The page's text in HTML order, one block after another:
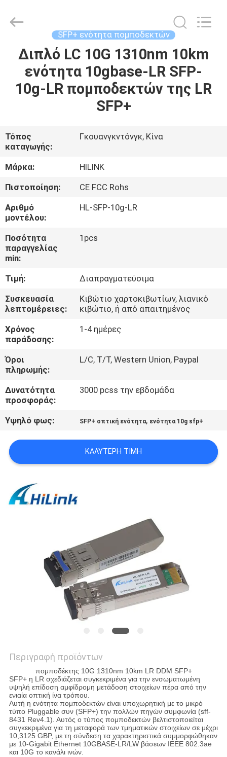
ΣΠΊΤΙ
ΠΡΟΪΌΝΤΑ
ΜΕ
ΕΜΆΣ
ΕΠΙΣΚΕΨΉ
ΕΡΓΟΣΤΑΣΊΟΥ
ΈΛΕΓΧΟΣ
ΠΟΙΌΤΗΤΑΣ
ΕΠΙΚΟΙΝΩΝΉΣΤΕ
ΜΑΖΊ
ΕΙΔΉΣΕΙΣ
ΥΠΟΘΈΣΕΙΣ
ΖΗΤΉΣΤΕ
ΠΡΟΣΦΟΡΆ
SITEMAP
Technology
Co.,Ltd..
SFP+ ενότητα πομποδεκτών
Διπλό LC 10G 1310nm 10km
ενότητα 10gbase-LR SFP-
10g-LR πομποδεκτών της LR
SFP+
Τόπος
καταγωγής:
Γκουανγκντόνγκ, Κίνα
Μάρκα:
HILINK
Πιστοποίηση:
CE FCC Rohs
Αριθμό
μοντέλου:
HL-SFP-10g-LR
Ποσότητα
παραγγελίας
min:
1pcs
Τιμή:
Διαπραγματεύσιμα
Συσκευασία
λεπτομέρειες:
Κιβώτιο χαρτοκιβωτίων, λιανικό
κιβώτιο, ή από απαιτημένος
Χρόνος
παράδοσης:
1-4 ημέρες
Όροι
πληρωμής:
L/C, T/T, Western Union, Paypal
Δυνατότητα
προσφοράς:
3000 pcss την εβδομάδα
Υψηλό φως: SFP+ οπτική ενότητα, ενότητα 10g sfp+
ΚΑΛΎΤΕΡΗ ΤΙΜΉ
Περιγραφή προϊόντων
πομποδέκτης 10G 1310nm 10km LR DDM SFP+
SFP+ η LR σχεδιάζεται συγκεκριμένα για την ενσωματωμένη
υψηλή επίδοση αμφίδρομη μετάδοση στοιχείων πέρα από την
ενιαία οπτική ίνα τρόπου.
Αυτή η ενότητα πομποδεκτών είναι υποχωρητική με το μικρό
τύπο Pluggable συν (SFP+) την πολλών πηγών συμφωνία (sff-
8431 Rev4.1). Αυτός ο τύπος πομποδεκτών βελτιστοποιείται
συγκεκριμένα για τη μεταφορά των τμηματικών στοιχείων σε μέχρι
10,3125 GBP, με τη σύνδεση τα χαρακτηριστικά συμμορφώθηκαν
με 10-Gigabit Ethernet 10GBASE-LR/LW βάσεων IEEE 802.3ae
και 10G το κανάλι ινών.